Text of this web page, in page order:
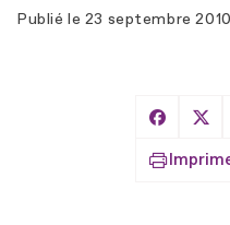
Publié le 23 septembre 2010
Partager